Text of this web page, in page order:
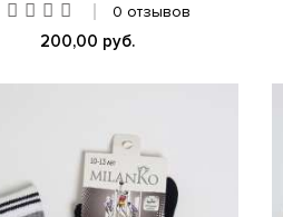
0 отзывов
200,00 руб.